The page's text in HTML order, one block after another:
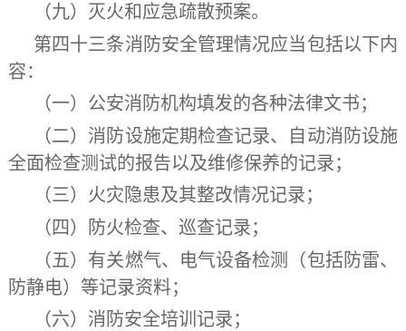
（九）灭火和应急疏散预案。
第四十三条消防安全管理情况应当包括以下内
容：
（一）公安消防机构填发的各种法律文书；
（二）消防设施定期检查记录、自动消防设施
全面检查测试的报告以及维修保养的记录；
（三）火灾隐患及其整改情况记录；
（四）防火检查、巡查记录；
（五）有关燃气、电气设备检测（包括防雷、
防静电）等记录资料；
（六）消防安全培训记录；